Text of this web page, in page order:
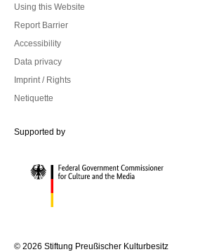
Using this Website
Report Barrier
Accessibility
Data privacy
Imprint / Rights
Netiquette
Supported byFederal Government
© 2026 Stiftung Preußischer Kulturbesitz